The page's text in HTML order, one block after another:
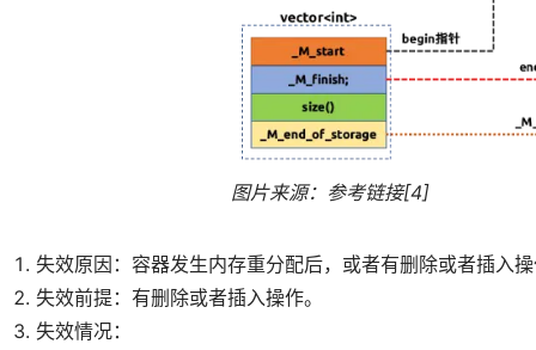
图片来源：参考链接[4]
失效原因：容器发生内存重分配后，或者有删除或者插入
失效前提：有删除或者插入操作。
失效情况：